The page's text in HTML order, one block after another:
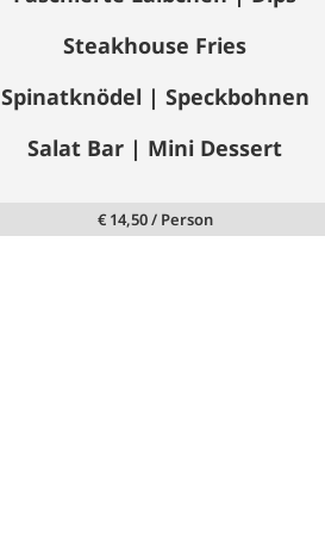
Steakhouse Fries
Spinatknödel | Speckbohnen
Salat Bar | Mini Dessert
€ 14,50/ Person